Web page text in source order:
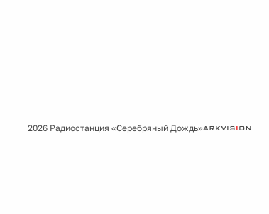
2026 Радиостанция «Серебряный Дождь»